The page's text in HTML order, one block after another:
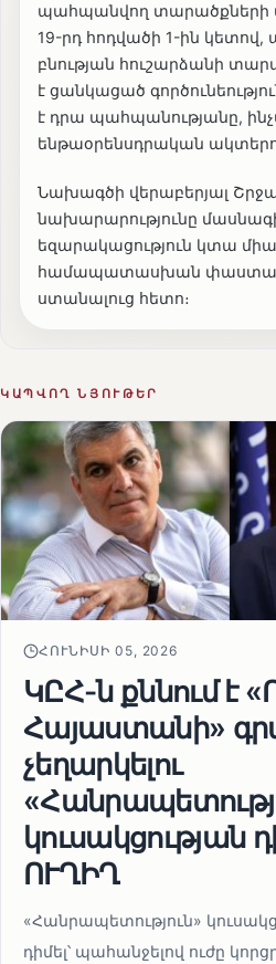
պահպանվող տարածքների
19-րդ հոդվածի 1-ին կետով,
բնության հուշարձանի
է ցանկացած
է դրա պահպանությանը,
ենթաօրենսդրական
Նախագծի վերաբերյալ
նախարարությունը
եզարակացություն կտա
համապատասխան
ստանալուց հետո։
ԿԱՊՎՈՂ ՆՅՈՒԹԵՐ
ՀՈՒՆԻՍԻ 05, 2026
ԿԸՀ-ն քննում է
Հայաստանի»
չեղարկելու
կուսակցության
ՈՒՂԻՂ
«Հանրապետություն»
դիմել՝ պահանջելով ուժը